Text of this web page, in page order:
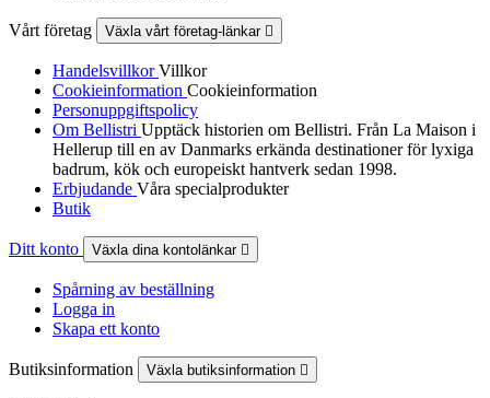
Vårt företag Växla vårt företag-länkar 
HandelsvillkorVillkor
Cookieinformation Cookieinformation
Personuppgiftspolicy
Om Bellistri Upptäck historien om Bellistri. Från La Maison i
Hellerup till en av Danmarks erkända destinationer för lyxiga
badrum, kök och europeiskt hantverk sedan 1998.
Erbjudande Våra specialprodukter
Butik
Ditt konto Växla dina kontolänkar 
Spårning av beställning
Logga in
Skapa ett konto
Butiksinformation Växla butiksinformation 